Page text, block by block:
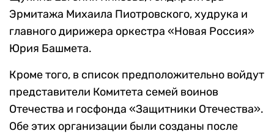
Эрмитажа Михаила Пиотровского, худрука и
главного дирижера оркестра «Новая Россия»
Юрия Башмета.
Кроме того, в список предположительно войдут
представители Комитета семей воинов
Отечества и госфонда «Защитники Отечества».
Обе этих организации были созданы после